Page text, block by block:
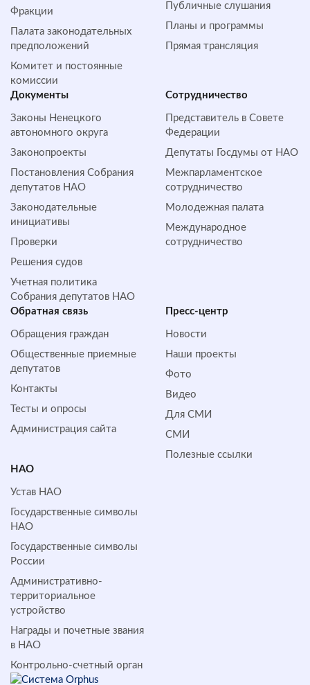
Фракции
Палата законодательных
предположений
Комитет и постоянные
комиссии
Публичные слушания
Планы и программы
Прямая трансляция
Документы
Законы Ненецкого
автономного округа
Законопроекты
Постановления Собрания
депутатов НАО
Законодательные
инициативы
Проверки
Решения судов
Учетная политика
Собрания депутатов НАО
Сотрудничество
Представитель в Совете
Федерации
Депутаты Госдумы от НАО
Межпарламентское
сотрудничество
Молодежная палата
Международное
сотрудничество
Обратная cвязь
Обращения граждан
Общественные приемные
депутатов
Контакты
Тесты и опросы
Администрация сайта
Пресс-центр
Новости
Наши проекты
Фото
Видео
Для СМИ
СМИ
Полезные ссылки
НАО
Устав НАО
Государственные символы
НАО
Государственные символы
России
Административно-
территориальное
устройство
Награды и почетные звания
в НАО
Контрольно-счетный орган